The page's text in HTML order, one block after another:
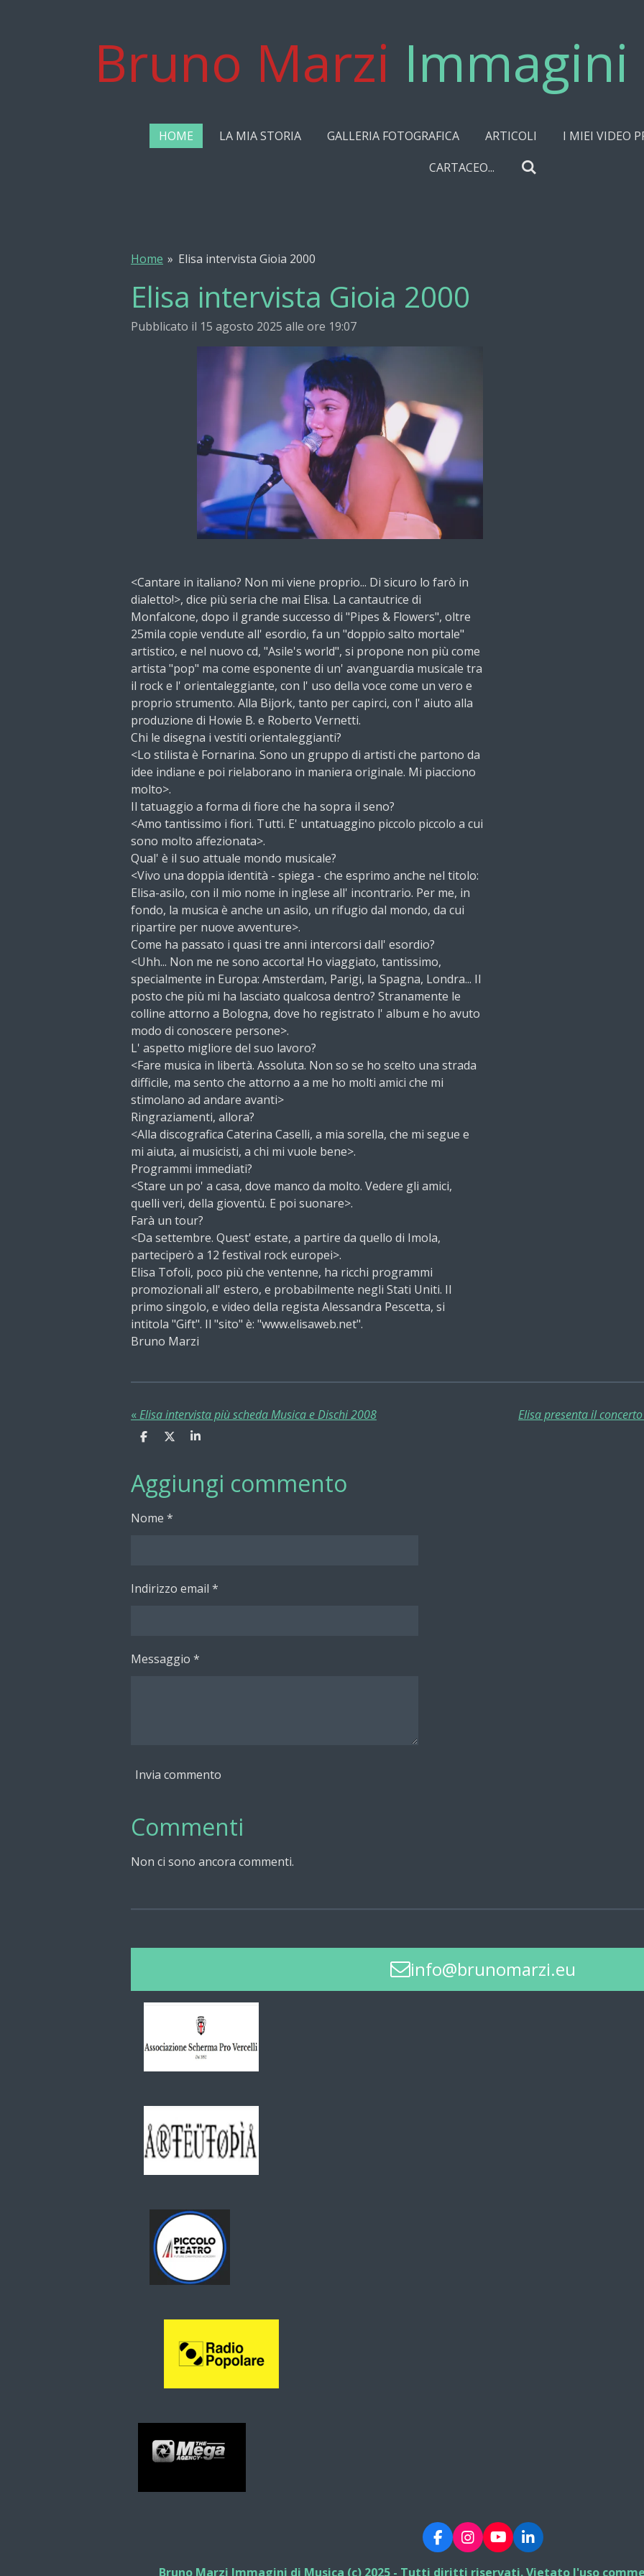
Bruno Marzi
HOME LA MIA STORIA GALLERIA FOTOGRAFICA ARTICOLI I MIEI VIDEO
CARTACEO...
Home » Elisa intervista Gioia 2000
Elisa intervista Gioia 2000
Pubblicato il 15 agosto 2025 alle ore 19:07
<Cantare in italiano? Non mi viene proprio... Di sicuro lo farò in
dialetto!>, dice più seria che mai Elisa. La cantautrice di
Monfalcone, dopo il grande successo di "Pipes & Flowers", oltre
25mila copie vendute all' esordio, fa un "doppio salto mortale"
artistico, e nel nuovo cd, "Asile's world", si propone non più come
artista "pop" ma come esponente di un' avanguardia musicale tra
il rock e l' orientaleggiante, con l' uso della voce come un vero e
proprio strumento. Alla Bijork, tanto per capirci, con l' aiuto alla
produzione di Howie B. e Roberto Vernetti.
Chi le disegna i vestiti orientaleggianti?
<Lo stilista è Fornarina. Sono un gruppo di artisti che partono da
idee indiane e poi rielaborano in maniera originale. Mi piacciono
molto>.
Il tatuaggio a forma di fiore che ha sopra il seno?
<Amo tantissimo i fiori. Tutti. E' untatuaggino piccolo piccolo a cui
sono molto affezionata>.
Qual' è il suo attuale mondo musicale?
<Vivo una doppia identità - spiega - che esprimo anche nel titolo:
Elisa-asilo, con il mio nome in inglese all' incontrario. Per me, in
fondo, la musica è anche un asilo, un rifugio dal mondo, da cui
ripartire per nuove avventure>.
Come ha passato i quasi tre anni intercorsi dall' esordio?
<Uhh... Non me ne sono accorta! Ho viaggiato, tantissimo,
specialmente in Europa: Amsterdam, Parigi, la Spagna, Londra... Il
posto che più mi ha lasciato qualcosa dentro? Stranamente le
colline attorno a Bologna, dove ho registrato l' album e ho avuto
modo di conoscere persone>.
L' aspetto migliore del suo lavoro?
<Fare musica in libertà. Assoluta. Non so se ho scelto una strada
difficile, ma sento che attorno a a me ho molti amici che mi
stimolano ad andare avanti>
Ringraziamenti, allora?
<Alla discografica Caterina Caselli, a mia sorella, che mi segue e
mi aiuta, ai musicisti, a chi mi vuole bene>.
Programmi immediati?
<Stare un po' a casa, dove manco da molto. Vedere gli amici,
quelli veri, della gioventù. E poi suonare>.
Farà un tour?
<Da settembre. Quest' estate, a partire da quello di Imola,
parteciperò a 12 festival rock europei>.
Elisa Tofoli, poco più che ventenne, ha ricchi programmi
promozionali all' estero, e probabilmente negli Stati Uniti. Il
primo singolo, e video della regista Alessandra Pescetta, si
intitola "Gift". Il "sito" è: "www.elisaweb.net".
Bruno Marzi
«Elisa intervista più scheda Musica e Dischi 2008
C
i
v
d
C
d
i
v
d
C
i
Aggiungi commento
Nome *
Indirizzo email *
Messaggio *
Invia commento
Commenti
Non ci sono ancora commenti.
info@brunomarzi.eu
F
a
c
I
n
s
Y
o
u
L
i
n
Bruno Marzi Immagini di Musica (c) 2025 - Tutti diritti riservati. Vietato l'uso